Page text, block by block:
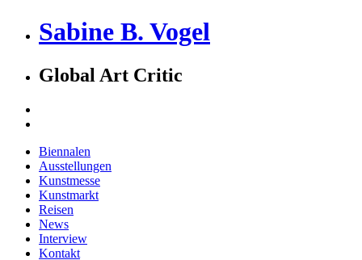
Sabine B. Vogel
Global Art Critic
Biennalen
Ausstellungen
Kunstmesse
Kunstmarkt
Reisen
News
Interview
Kontakt